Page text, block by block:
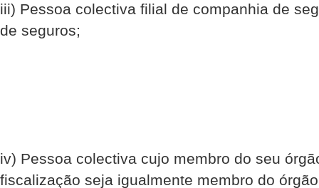
iii) Pessoa colectiva filial de companhia de
de seguros;
iv) Pessoa colectiva cujo membro do seu
fiscalização seja igualmente membro do